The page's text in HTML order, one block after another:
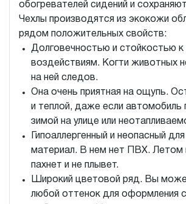
обогревателей сидений и
Чехлы производятся из экокожи
рядом положительных свойств:
Долговечностью и стойкостью к
воздействиям. Когти животных
на ней следов.
Она очень приятная на ощупь.
и теплой, даже если автомобиль
зимой на улице или
Гипоаллергенный и неопасный
материал. В нем нет ПВХ. Летом
пахнет и не плывет.
Широкий цветовой ряд. Вы
любой оттенок для оформления